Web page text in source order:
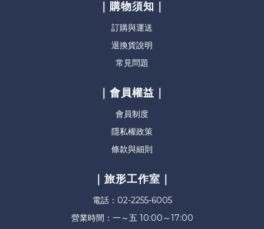
｜購物須知｜
訂購與運送
退換貨說明
常見問題
｜會員權益｜
會員制度
隱私權政策
條款與細則
｜旅形工作室｜
電話：02-2255-6005
營業時間：一～五 10:00～17:00